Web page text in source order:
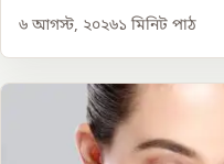
৬ আগস্ট, ২০২৬১ মিনিট পাঠ